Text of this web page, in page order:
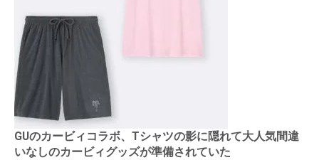
GUのカービィコラボ、Tシャツの影に隠れて大人気間違
いなしのカービィグッズが準備されていた